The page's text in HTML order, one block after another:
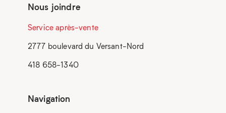
Nous joindre
Service après-vente
2777 boulevard du Versant-Nord
418 658-1340
Navigation